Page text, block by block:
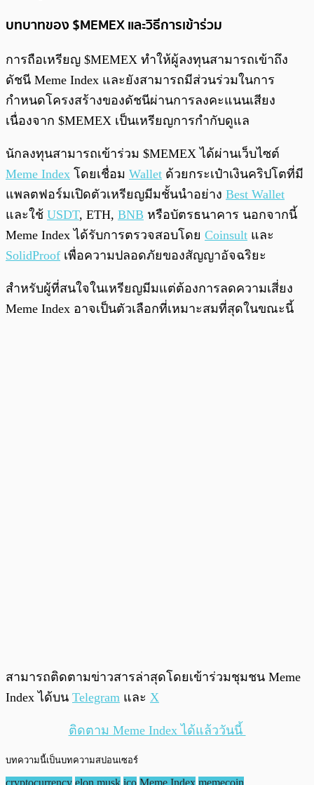
บทบาทของ $MEMEX และวิธีการเข้าร่วม
การถือเหรียญ $MEMEX ทำให้ผู้ลงทุนสามารถเข้าถึง
ดัชนี Meme Index และยังสามารถมีส่วนร่วมในการ
กำหนดโครงสร้างของดัชนีผ่านการลงคะแนนเสียง
เนื่องจาก $MEMEX เป็นเหรียญการกำกับดูแล
นักลงทุนสามารถเข้าร่วม $MEMEX ได้ผ่านเว็บไซต์
Meme Index โดยเชื่อม Wallet ด้วยกระเป๋าเงินคริปโตที่มี
แพลตฟอร์มเปิดตัวเหรียญมีมชั้นนำอย่าง Best Wallet
และใช้ USDT, ETH, BNB หรือบัตรธนาคาร นอกจากนี้
Meme Index ได้รับการตรวจสอบโดย Coinsult และ
SolidProof เพื่อความปลอดภัยของสัญญาอัจฉริยะ
สำหรับผู้ที่สนใจในเหรียญมีมแต่ต้องการลดความเสี่ยง
Meme Index อาจเป็นตัวเลือกที่เหมาะสมที่สุดในขณะนี้
สามารถติดตามข่าวสารล่าสุดโดยเข้าร่วมชุมชน Meme
Index ได้บน Telegram และ X
ติดตาม Meme Index ได้แล้ววันนี้
บทความนี้เป็นบทความสปอนเซอร์
cryptocurrency elon musk ico Meme Index memecoin